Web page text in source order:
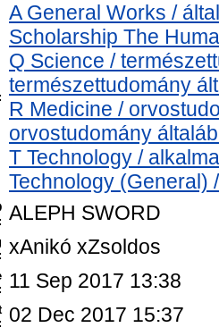
A General Works /
Scholarship The
Q Science /
természettudomány
R Medicine /
orvostudomány
T Technology /
Technology (General)
ALEPH SWORD
xAnikó xZsoldos
11 Sep 2017 13:38
02 Dec 2017 15:37